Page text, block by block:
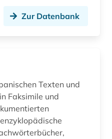
Zur Datenbank
Texten und
Faksimile und